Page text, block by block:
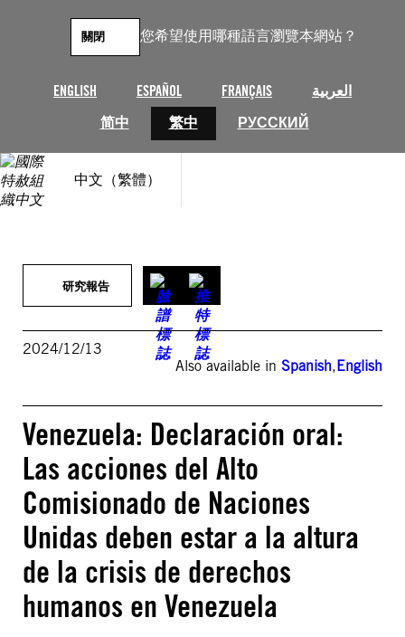
您希望使用哪種語言瀏覽本網站？
ENGLISH ESPAÑOL FRANÇAIS
العربية
简中
繁中 РУССКИЙ
關閉
中文（繁體）
研究報告
2024/12/13
Also available in Spanish,English
Venezuela: Declaración oral:
Las acciones del Alto
Comisionado de Naciones
Unidas deben estar a la altura
de la crisis de derechos
humanos en Venezuela